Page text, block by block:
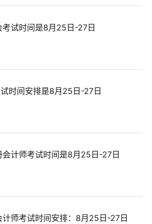
试时间是8月25日-27日
时间安排是8月25日-27日
计师考试时间是8月25日-27日
师考试时间安排：8月25日-27日